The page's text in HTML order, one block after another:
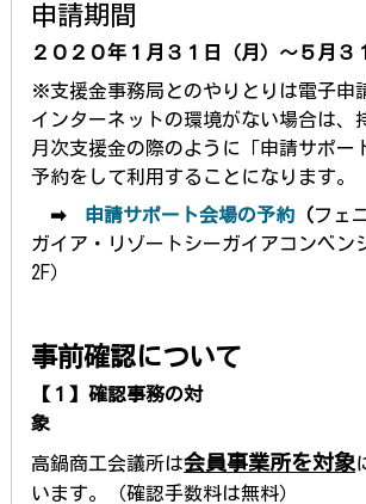
申請期間
２０２０年１月３１日（月）～５月３
※支援金事務局とのやりとりは電子申
インターネットの環境がない場合は、
月次支援金の際のように「申請サポー
予約をして利用することになります。
➡
申請サポート会場の予約（フェ
ガイア・リゾートシーガイアコンベン
2F）
事前確認について
【１】確認事務の対
高鍋商工会議所は会員事業所を対象
います。（確認手数料は無料）